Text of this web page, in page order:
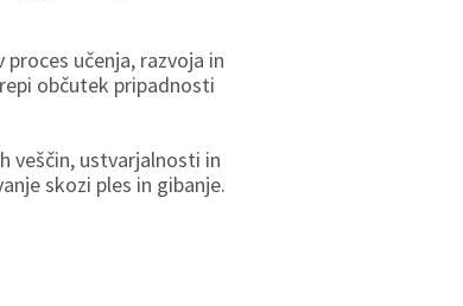
učenja, razvoja in
občutek pripadnosti
veščin, ustvarjalnosti in
skozi ples in gibanje.